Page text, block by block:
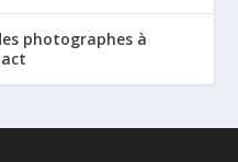
photographes à